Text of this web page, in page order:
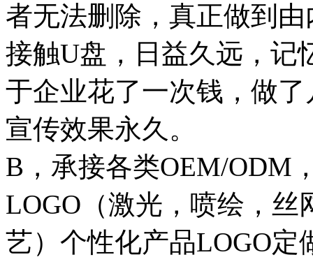
者无法删除，真正做到
接触U盘，日益久远，记
于企业花了一次钱，做
宣传效果永久。
B，承接各类OEM/ODM
LOGO（激光，喷绘，
艺）个性化产品LOGO